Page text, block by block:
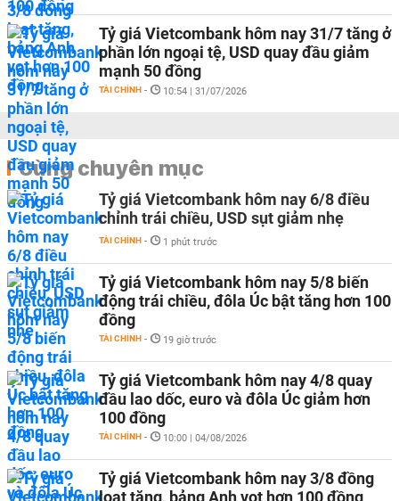
Tỷ giá Vietcombank hôm nay 31/7 tăng ở
phần lớn ngoại tệ, USD quay đầu giảm
mạnh 50 đồng
TÀI CHÍNH - 10:54 | 31/07/2026
Cùng chuyên mục
Tỷ giá Vietcombank hôm nay 6/8 điều
chỉnh trái chiều, USD sụt giảm nhẹ
TÀI CHÍNH - 1 phút trước
Tỷ giá Vietcombank hôm nay 5/8 biến
động trái chiều, đôla Úc bật tăng hơn 100
đồng
TÀI CHÍNH - 19 giờ trước
Tỷ giá Vietcombank hôm nay 4/8 quay
đầu lao dốc, euro và đôla Úc giảm hơn
100 đồng
TÀI CHÍNH - 10:00 | 04/08/2026
Tỷ giá Vietcombank hôm nay 3/8 đồng
loạt tăng, bảng Anh vọt hơn 100 đồng